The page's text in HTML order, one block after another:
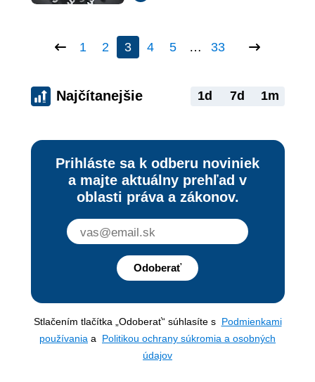
1 2 3 4 5 … 33
Najčítanejšie 1d 7d 1m
Prihláste sa k odberu noviniek
a majte aktuálny prehľad v
oblasti práva a zákonov.
Odoberať
Stlačením tlačítka „Odoberať“ súhlasíte s Podmienkami
používania a Politikou ochrany súkromia a osobných
údajov